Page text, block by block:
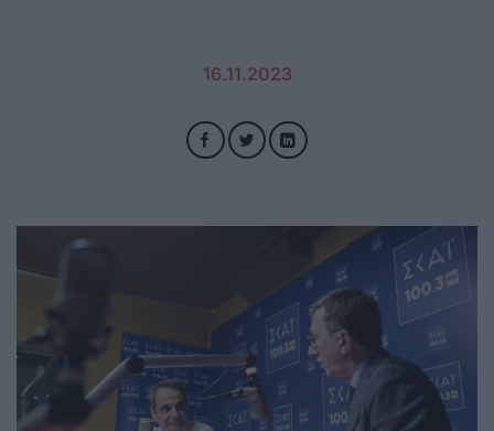
16.11.2023